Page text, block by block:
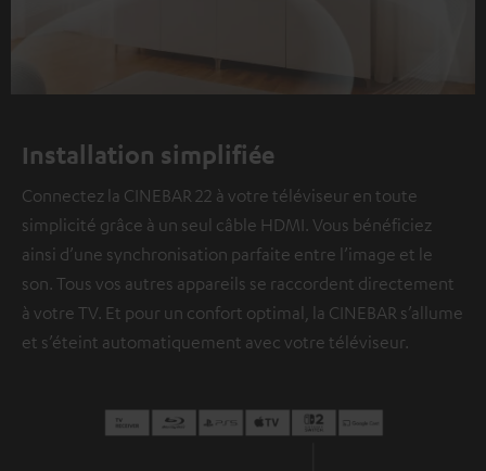
Installation simplifiée
Connectez la CINEBAR 22 à votre téléviseur en toute
simplicité grâce à un seul câble HDMI. Vous bénéficiez
ainsi d’une synchronisation parfaite entre l’image et le
son. Tous vos autres appareils se raccordent directement
à votre TV. Et pour un confort optimal, la CINEBAR s’allume
et s’éteint automatiquement avec votre téléviseur.